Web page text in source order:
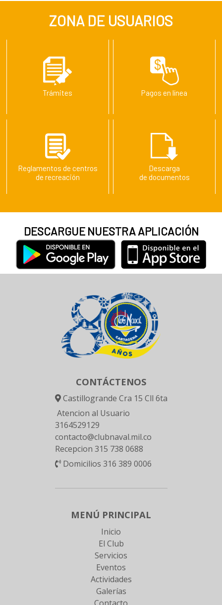
ZONA DE USUARIOS
Trámites Pagos en línea
Reglamentos de centros
de recreación
Descarga
de documentos
DESCARGUE NUESTRA APLICACIÓN
CONTÁCTENOS
Castillogrande Cra 15 Cll 6ta
Atencion al Usuario
3164529129
contacto@clubnaval.mil.co
Recepcion 315 738 0688
Domicilios 316 389 0006
MENÚ PRINCIPAL
Inicio
El Club
Servicios
Eventos
Actividades
Galerías